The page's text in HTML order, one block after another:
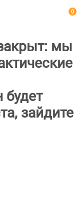
0
мы
будет
зайдите